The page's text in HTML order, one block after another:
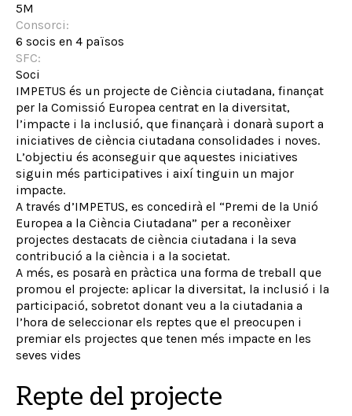
5M
Consorci:
6 socis en 4 països
SFC:
Soci
IMPETUS és un projecte de Ciència ciutadana, finançat
per la Comissió Europea centrat en la diversitat,
l’impacte i la inclusió, que finançarà i donarà suport a
iniciatives de ciència ciutadana consolidades i noves.
L’objectiu és aconseguir que aquestes iniciatives
siguin més participatives i així tinguin un major
impacte.
A través d’IMPETUS, es concedirà el “Premi de la Unió
Europea a la Ciència Ciutadana” per a reconèixer
projectes destacats de ciència ciutadana i la seva
contribució a la ciència i a la societat.
A més, es posarà en pràctica una forma de treball que
promou el projecte: aplicar la diversitat, la inclusió i la
participació, sobretot donant veu a la ciutadania a
l’hora de seleccionar els reptes que el preocupen i
premiar els projectes que tenen més impacte en les
seves vides
Repte del projecte